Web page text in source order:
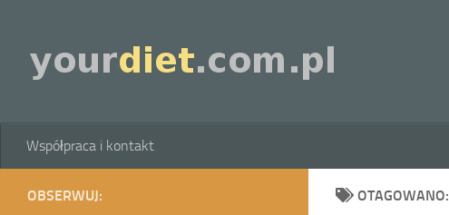
Współpraca i kontakt
OTAGOWANO:
OBSERWUJ: